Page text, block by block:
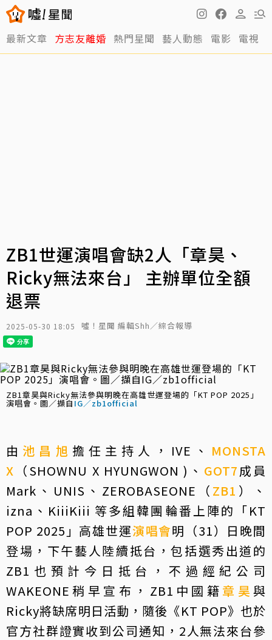
最新文章 方志友離婚 熱門星聞 藝人動態 電影 電視
ZB1世運演唱會缺2人「章昊、
Ricky無法來台」 主辦單位全額
退票
2025-05-30 18:05 噓！星聞 編輯Shh／綜合報導
ZB1章昊與Ricky無法參與明晚在高雄世運登場的「KT POP 2025」
演唱會。圖／擷自IG／zb1official
由 池昌旭 擔任主持人，IVE、 MONSTA
X （SHOWNU X HYUNGWON )、 GOT7成員
Mark、UNIS、ZEROBASEONE（ ZB1 ）、
izna、KiiiKiii 等多組韓團輪番上陣的「KT
POP 2025」高雄世運演唱會明（31）日晚間
登場，下午藝人陸續抵台，包括選秀出道的
ZB1也預計今日抵台，不過經紀公司
WAKEONE稍早宣布，ZB1中國籍 章昊與
Ricky將缺席明日活動，隨後《KT POP》也於
官方社群證實收到公司通知，2人無法來台參